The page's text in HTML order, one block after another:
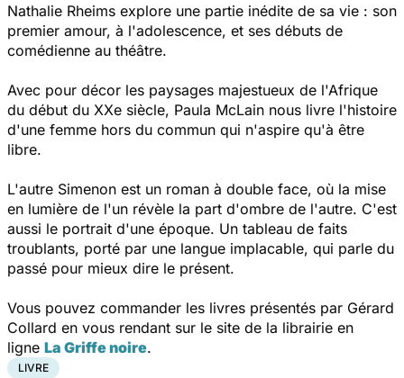
Nathalie Rheims explore une partie inédite de sa vie : son
premier amour, à l'adolescence, et ses débuts de
comédienne au théâtre.
Avec pour décor les paysages majestueux de l'Afrique
du début du XXe siècle, Paula McLain nous livre l'histoire
d'une femme hors du commun qui n'aspire qu'à être
libre.
L'autre Simenon est un roman à double face, où la mise
en lumière de l'un révèle la part d'ombre de l'autre. C'est
aussi le portrait d'une époque. Un tableau de faits
troublants, porté par une langue implacable, qui parle du
passé pour mieux dire le présent.
Vous pouvez commander les livres présentés par Gérard
Collard en vous rendant sur le site de la librairie en
ligne La Griffe noire.
LIVRE